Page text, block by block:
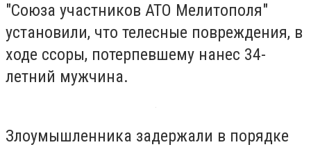
"Союза участников АТО Мелитополя"
установили, что телесные повреждения, в
ходе ссоры, потерпевшему нанес 34-
летний мужчина.
Злоумышленника задержали в порядке